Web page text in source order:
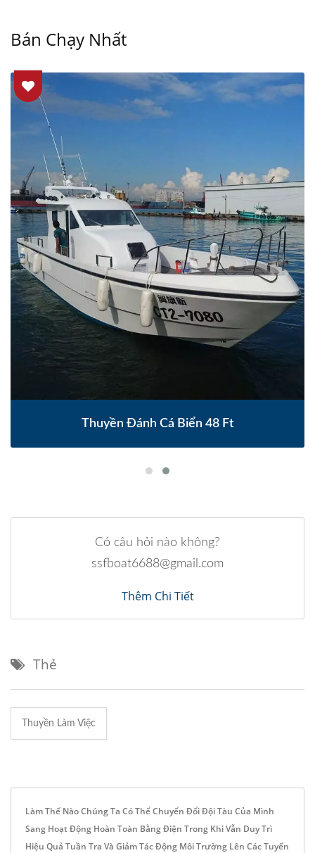
Bán Chạy Nhất
Thuyền Đánh Cá Biển 48 Ft
Có câu hỏi nào không?
ssfboat6688@gmail.com
Thêm Chi Tiết
Thẻ
Thuyền Làm Việc
Làm Thế Nào Chúng Ta Có Thể Chuyển Đổi Đội Tàu Của Mình
Sang Hoạt Động Hoàn Toàn Bằng Điện Trong Khi Vẫn Duy Trì
Hiệu Quả Tuần Tra Và Giảm Tác Động Môi Trường Lên Các Tuyến